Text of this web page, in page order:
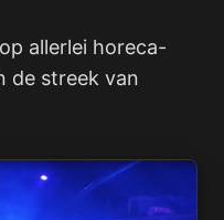
allerlei horeca-
de streek van